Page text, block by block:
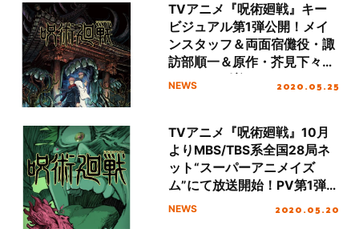
TVアニメ『呪術廻戦』キー
ビジュアル第1弾公開！メイ
ンスタッフ＆両面宿儺役・諏
訪部順一＆原作・芥見下々氏
コメント到着!!
NEWS 2020.05.25
TVアニメ『呪術廻戦』10月
よりMBS/TBS系全国28局ネ
ット“スーパーアニメイズ
ム”にて放送開始！PV第1弾解
禁！
NEWS 2020.05.20